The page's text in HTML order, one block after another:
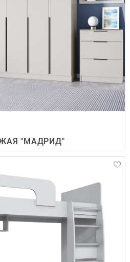
"МАДРИД"